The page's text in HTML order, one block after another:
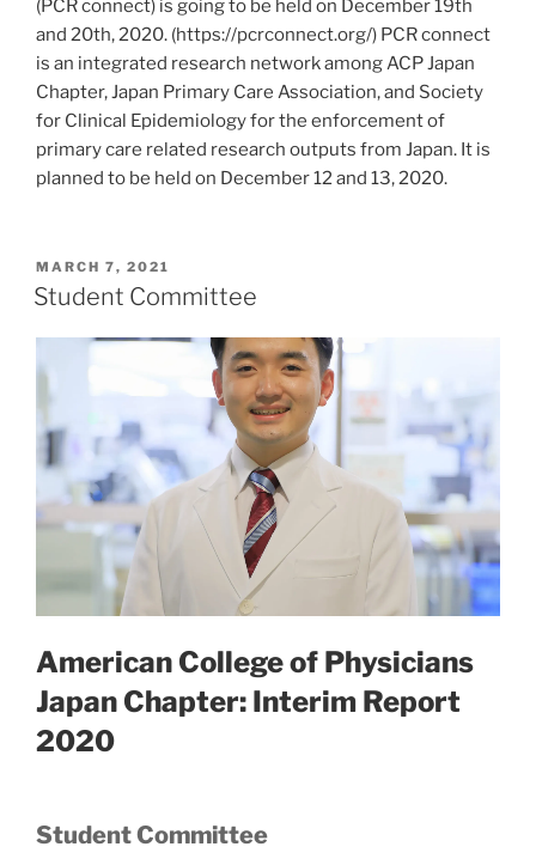
(PCR connect) is going to be held on December 19th
and 20th, 2020. (https://pcrconnect.org/) PCR connect
is an integrated research network among ACP Japan
Chapter, Japan Primary Care Association, and Society
for Clinical Epidemiology for the enforcement of
primary care related research outputs from Japan. It is
planned to be held on December 12 and 13, 2020.
POSTED
ON
MARCH 7, 2021
Student Committee
American College of Physicians
Japan Chapter: Interim Report
2020
Student Committee